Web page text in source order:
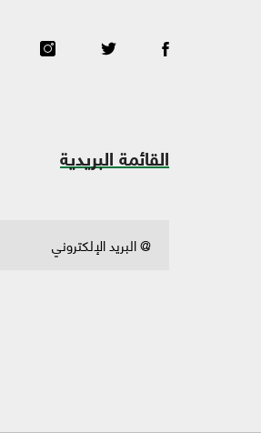
القائمة البريدية